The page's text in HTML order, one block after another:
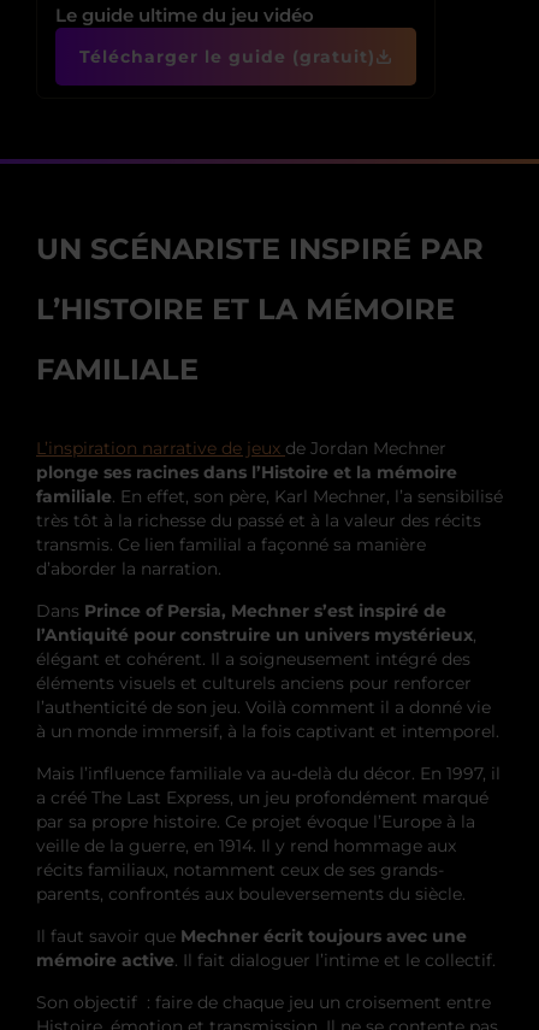
Le guide ultime du jeu vidéo
Télécharger le guide (gratuit)
UN SCÉNARISTE INSPIRÉ PAR
L’HISTOIRE ET LA MÉMOIRE
FAMILIALE
L’inspiration narrative de jeux de Jordan Mechner
plonge ses racines dans l’Histoire et la mémoire
familiale. En effet, son père, Karl Mechner, l’a sensibilisé
très tôt à la richesse du passé et à la valeur des récits
transmis. Ce lien familial a façonné sa manière
d’aborder la narration.
Dans Prince of Persia, Mechner s’est inspiré de
l’Antiquité pour construire un univers mystérieux,
élégant et cohérent. Il a soigneusement intégré des
éléments visuels et culturels anciens pour renforcer
l’authenticité de son jeu. Voilà comment il a donné vie
à un monde immersif, à la fois captivant et intemporel.
Mais l’influence familiale va au-delà du décor. En 1997, il
a créé The Last Express, un jeu profondément marqué
par sa propre histoire. Ce projet évoque l’Europe à la
veille de la guerre, en 1914. Il y rend hommage aux
récits familiaux, notamment ceux de ses grands-
parents, confrontés aux bouleversements du siècle.
Il faut savoir que Mechner écrit toujours avec une
mémoire active. Il fait dialoguer l’intime et le collectif.
Son objectif : faire de chaque jeu un croisement entre